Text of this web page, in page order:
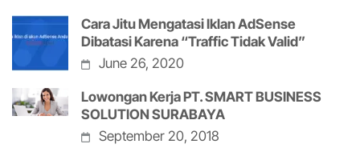
Cara Jitu Mengatasi Iklan AdSense
Dibatasi Karena “Traffic Tidak Valid”
June 26, 2020
Lowongan Kerja PT. SMART BUSINESS
SOLUTION SURABAYA
September 20, 2018